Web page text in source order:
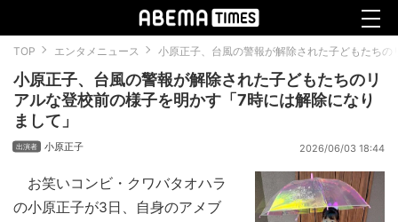
TOP エンタメニュース 小原正子、台風の警報が解除された子どもたち
小原正子、台風の警報が解除された子どもたちのリ
アルな登校前の様子を明かす「7時には解除になり
まして」
小原正子 2026/06/03 18:44
お笑いコンビ・クワバタオハラ
の小原正子が3日、自身のアメブ